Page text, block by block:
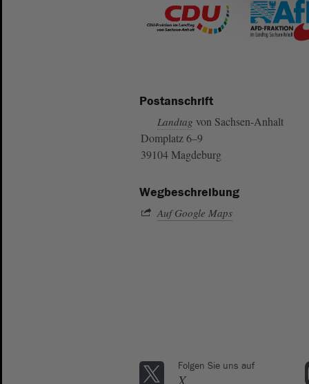
Postanschrift
Landtag von Sachsen-Anhalt
Domplatz 6–9
39104 Magdeburg
Wegbeschreibung
Auf Google Maps
Folgen Sie uns auf
X